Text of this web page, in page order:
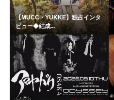
【MUCC・YUKKE】独占インタ
ビュー◆結成...